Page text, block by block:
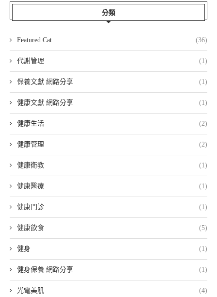
分類
Featured Cat (36)
代謝管理 (1)
保養文獻 網路分享 (1)
健康文獻 網路分享 (1)
健康生活 (2)
健康管理 (2)
健康衛教 (1)
健康醫療 (1)
健康門診 (1)
健康飲食 (5)
健身 (1)
健身保養 網路分享 (1)
光電美肌 (4)